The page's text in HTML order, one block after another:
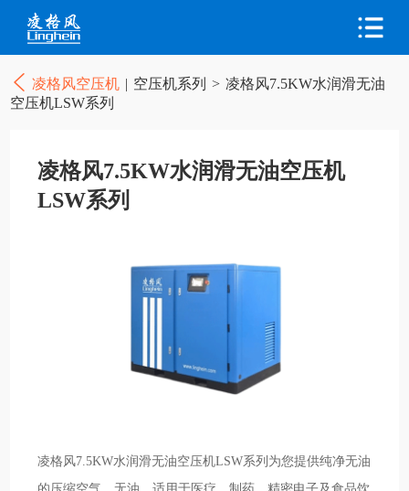
凌格风空压机 | 空压机系列 > 凌格风7.5KW水润滑无油
空压机LSW系列
凌格风7.5KW水润滑无油空压机
LSW系列
凌格风7.5KW水润滑无油空压机LSW系列为您提供纯净无油